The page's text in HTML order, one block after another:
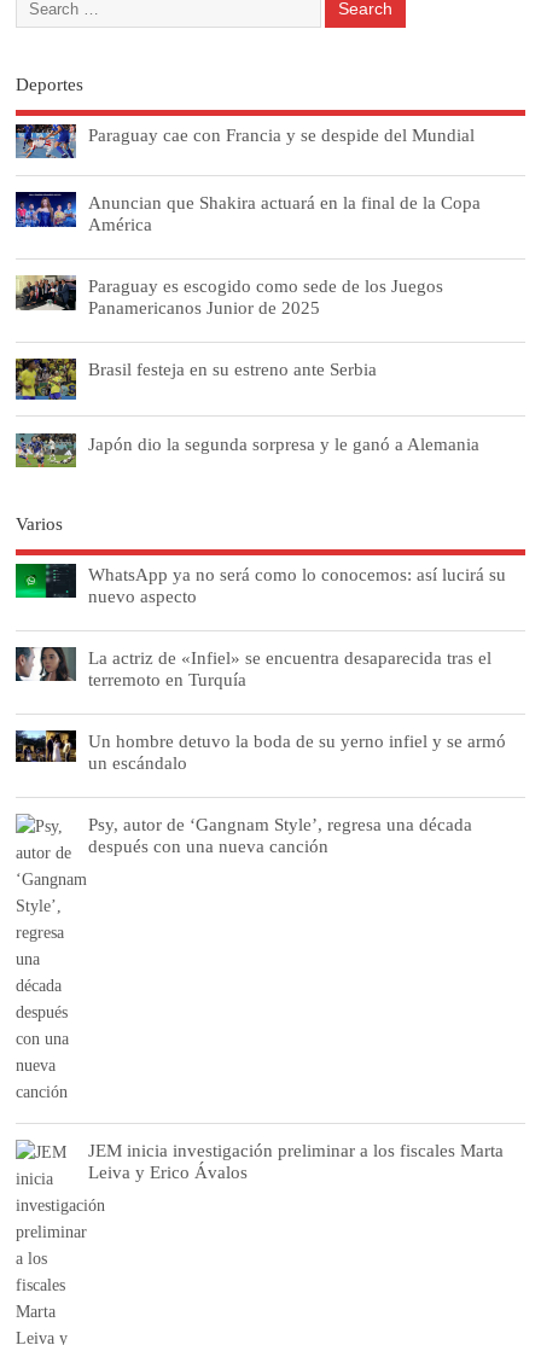
Deportes
Paraguay cae con Francia y se despide del Mundial
Anuncian que Shakira actuará en la final de la Copa
América
Paraguay es escogido como sede de los Juegos
Panamericanos Junior de 2025
Brasil festeja en su estreno ante Serbia
Japón dio la segunda sorpresa y le ganó a Alemania
Varios
WhatsApp ya no será como lo conocemos: así lucirá su
nuevo aspecto
La actriz de «Infiel» se encuentra desaparecida tras el
terremoto en Turquía
Un hombre detuvo la boda de su yerno infiel y se armó
un escándalo
Psy, autor de ‘Gangnam Style’, regresa una década
después con una nueva canción
JEM inicia investigación preliminar a los fiscales Marta
Leiva y Erico Ávalos